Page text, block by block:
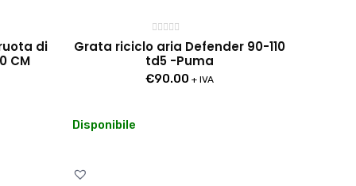
di
CM
Valutato
0
su
5
Grata riciclo aria Defender 90-110
td5 -Puma
€90.00 + IVA
Disponibile